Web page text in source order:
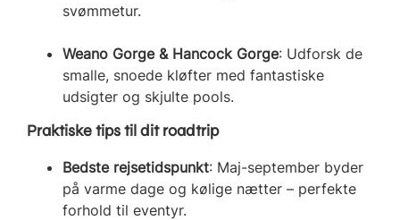
svømmetur.
Weano Gorge & Hancock Gorge: Udforsk de
smalle, snoede kløfter med fantastiske
udsigter og skjulte pools.
Praktiske tips til dit roadtrip
Bedste rejsetidspunkt: Maj-september byder
på varme dage og kølige nætter – perfekte
forhold til eventyr.